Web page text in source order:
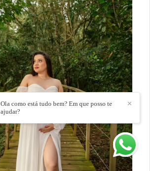
✕
Ola como está tudo bem? Em que posso te
ajudar?